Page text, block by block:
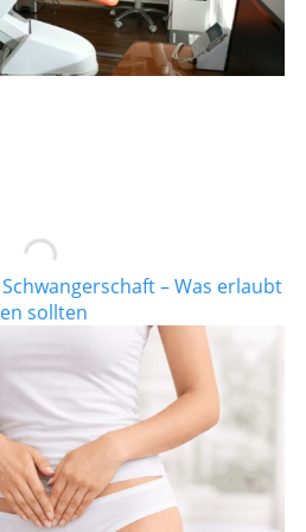
– Was erlaubt
sollten